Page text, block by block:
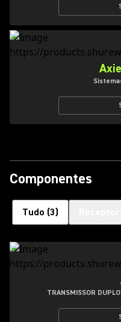
Componentes
Tudo (3)
TRANSMISSOR